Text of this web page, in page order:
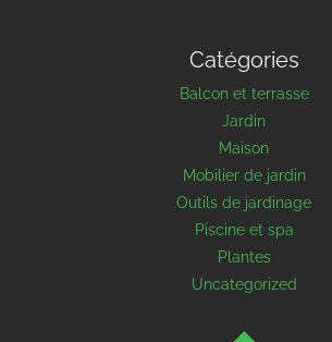
Catégories
Balcon et terrasse
Jardin
Maison
Mobilier de jardin
Outils de jardinage
Piscine et spa
Plantes
Uncategorized